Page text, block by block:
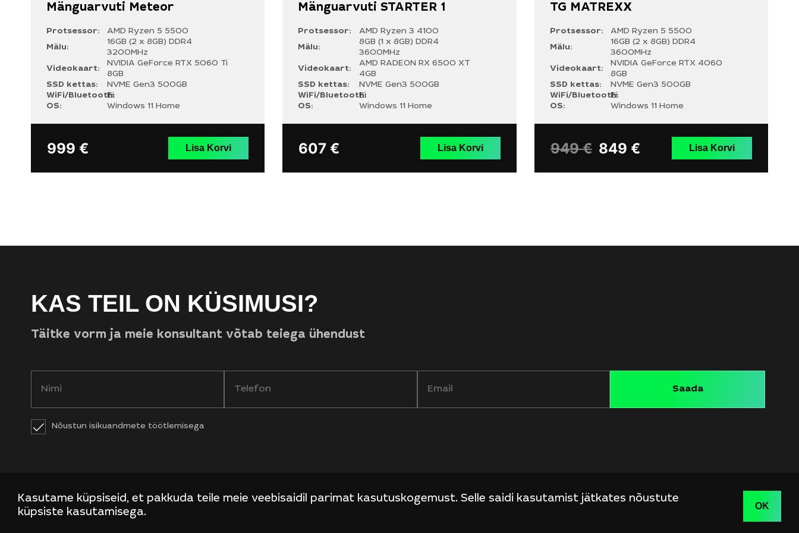
Mänguarvuti Meteor
Protsessor:
AMD Ryzen 5 5500
Mälu:
16GB (2 x 8GB) DDR4
3200MHz
Videokaart:
NVIDIA GeForce RTX 5060 Ti
8GB
SSD kettas:
NVME Gen3 500GB
WiFi/Bluetooth:
Ei
OS:
Windows 11 Home
999 € Lisa Korvi
Mänguarvuti STARTER 1
Protsessor:
AMD Ryzen 3 4100
Mälu:
8GB (1 x 8GB) DDR4
3600MHz
Videokaart:
AMD RADEON RX 6500 XT
4GB
SSD kettas:
NVME Gen3 500GB
WiFi/Bluetooth:
Ei
OS:
Windows 11 Home
607€ Lisa Korvi
TG MATREXX
Protsessor:
AMD Ryzen 5 5500
Mälu:
16GB (2 x 8GB) DDR4
3600MHz
Videokaart:
NVIDIA GeForce RTX 4060
8GB
SSD kettas:
NVME Gen3 500GB
WiFi/Bluetooth:
Ei
OS:
Windows 11 Home
949€ 849 € Lisa Korvi
KAS TEIL ON KÜSIMUSI?
Täitke vorm ja meie konsultant võtab teiega ühendust
Nõustun isikuandmete töötlemisega
Peetri, Vana-Tartu Maantee 79a
Kasutame küpsiseid, et pakkuda teile meie veebisaidil parimat kasutuskogemust. Selle saidi kasutamist jätkates nõustute
küpsiste kasutamisega.
OK